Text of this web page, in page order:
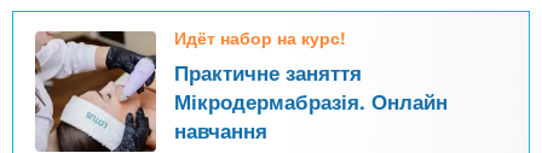
Идёт набор на курс!
Практичне заняття
Мікродермабразія. Онлайн
навчання